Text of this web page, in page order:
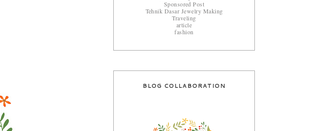
Sponsored Post
Tehnik Dasar Jewelry Making
Traveling
article
fashion
BLOG COLLABORATION